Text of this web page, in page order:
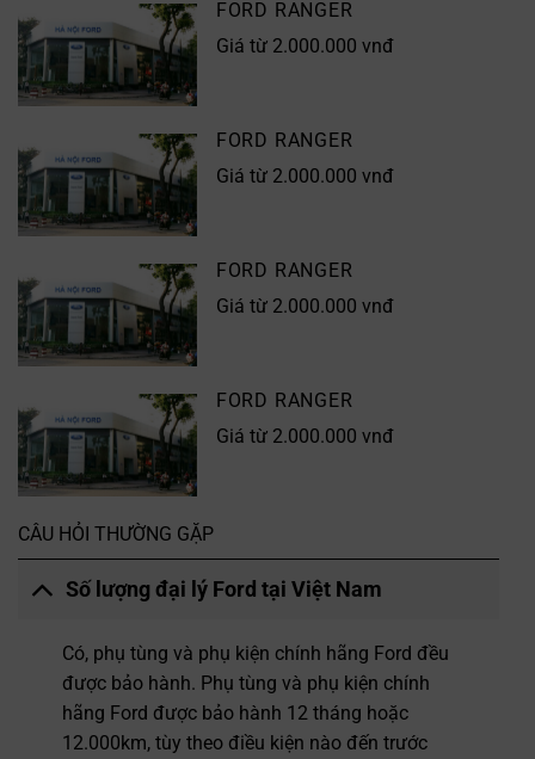
FORD RANGER
Giá từ 2.000.000 vnđ
FORD RANGER
Giá từ 2.000.000 vnđ
FORD RANGER
Giá từ 2.000.000 vnđ
FORD RANGER
Giá từ 2.000.000 vnđ
CÂU HỎI THƯỜNG GẶP
Số lượng đại lý Ford tại Việt Nam
Có, phụ tùng và phụ kiện chính hãng Ford đều
được bảo hành. Phụ tùng và phụ kiện chính
hãng Ford được bảo hành 12 tháng hoặc
12.000km, tùy theo điều kiện nào đến trước